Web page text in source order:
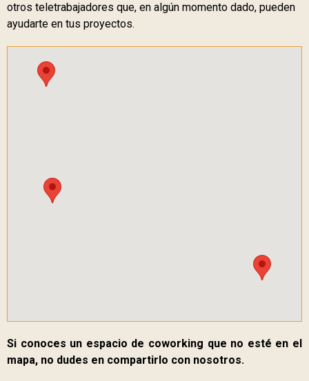
otros teletrabajadores que, en algún momento dado, pueden
ayudarte en tus proyectos.
Si conoces un espacio de coworking que no esté en el
mapa, no dudes en compartirlo con nosotros.